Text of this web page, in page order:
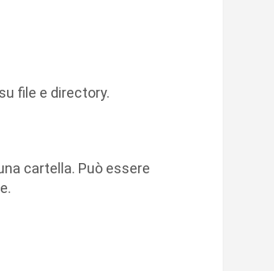
file e directory.
cartella. Può essere